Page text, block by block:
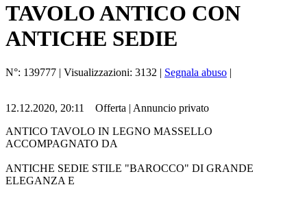
TAVOLO ANTICO CON
ANTICHE SEDIE
N°: 139777 | Visualizzazioni: 3132 | Segnala abuso |
12.12.2020, 20:11 Offerta | Annuncio privato
ANTICO TAVOLO IN LEGNO MASSELLO
ACCOMPAGNATO DA
ANTICHE SEDIE STILE "BAROCCO" DI GRANDE
ELEGANZA E